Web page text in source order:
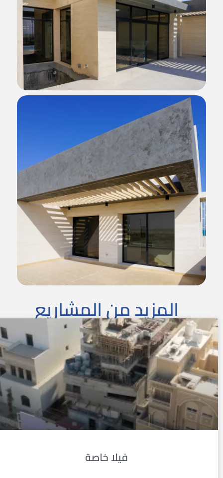
المزيد من المشاريع
فيلا خاصة